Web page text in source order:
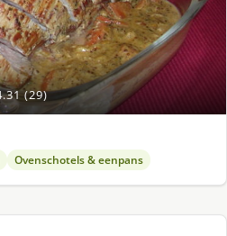
(29)
Ovenschotels & eenpans